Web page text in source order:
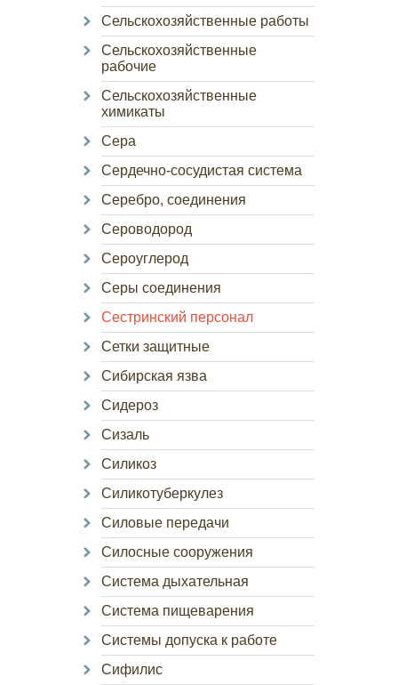
Сельскохозяйственные работы
Сельскохозяйственные
рабочие
Сельскохозяйственные
химикаты
Сера
Сердечно-сосудистая система
Серебро, соединения
Сероводород
Сероуглерод
Серы соединения
Сестринский персонал
Сетки защитные
Сибирская язва
Сидероз
Сизаль
Силикоз
Силикотуберкулез
Силовые передачи
Силосные сооружения
Система дыхательная
Система пищеварения
Системы допуска к работе
Сифилис